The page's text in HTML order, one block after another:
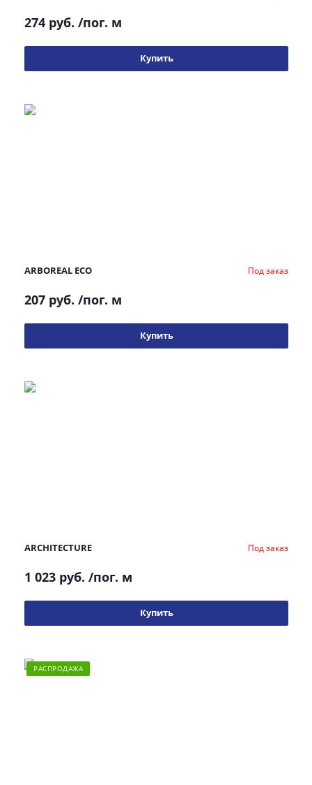
274 руб. /пог. м
Купить
ARBOREAL ECO Под заказ
207 руб. /пог. м
Купить
ARCHITECTURE Под заказ
1 023 руб. /пог. м
Купить
РАСПРОДАЖА